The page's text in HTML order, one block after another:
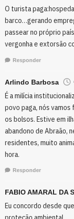
O turista
barco…gerando
passear no próprio
vergonha e extorsão
Responder
Arlindo Barbosa
É a milícia
povo paga, nós
os bolsos. Estive em
abandono de Abraão,
residentes, muito
hora.
Responder
FABIO AMARAL DA
Eu concordo desde